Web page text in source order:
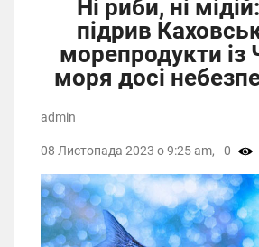
Ні риби, ні
підрив
морепродукти із
моря досі
admin
08 Листопада 2023 о 9:25 am, 0